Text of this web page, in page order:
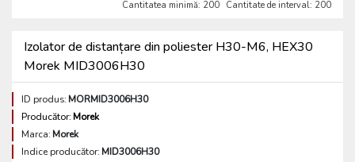
Cantitatea minimă: 200 Cantitate de interval: 200
Izolator de distanțare din poliester H30-M6, HEX30
Morek MID3006H30
ID produs:MORMID3006H30
Producător:Morek
Marca:Morek
Indice producător:MID3006H30